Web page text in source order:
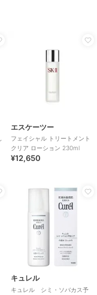
エスケーツー
フェイシャル トリートメント
クリア ローション 230ml
¥12,650
キュレル
キュレル シミ・ソバカス予